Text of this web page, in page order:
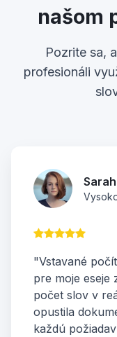
našom
Pozrite sa,
profesionáli
Sarah
"Vstavané
pre moje eseje
počet slov v
opustila
každú